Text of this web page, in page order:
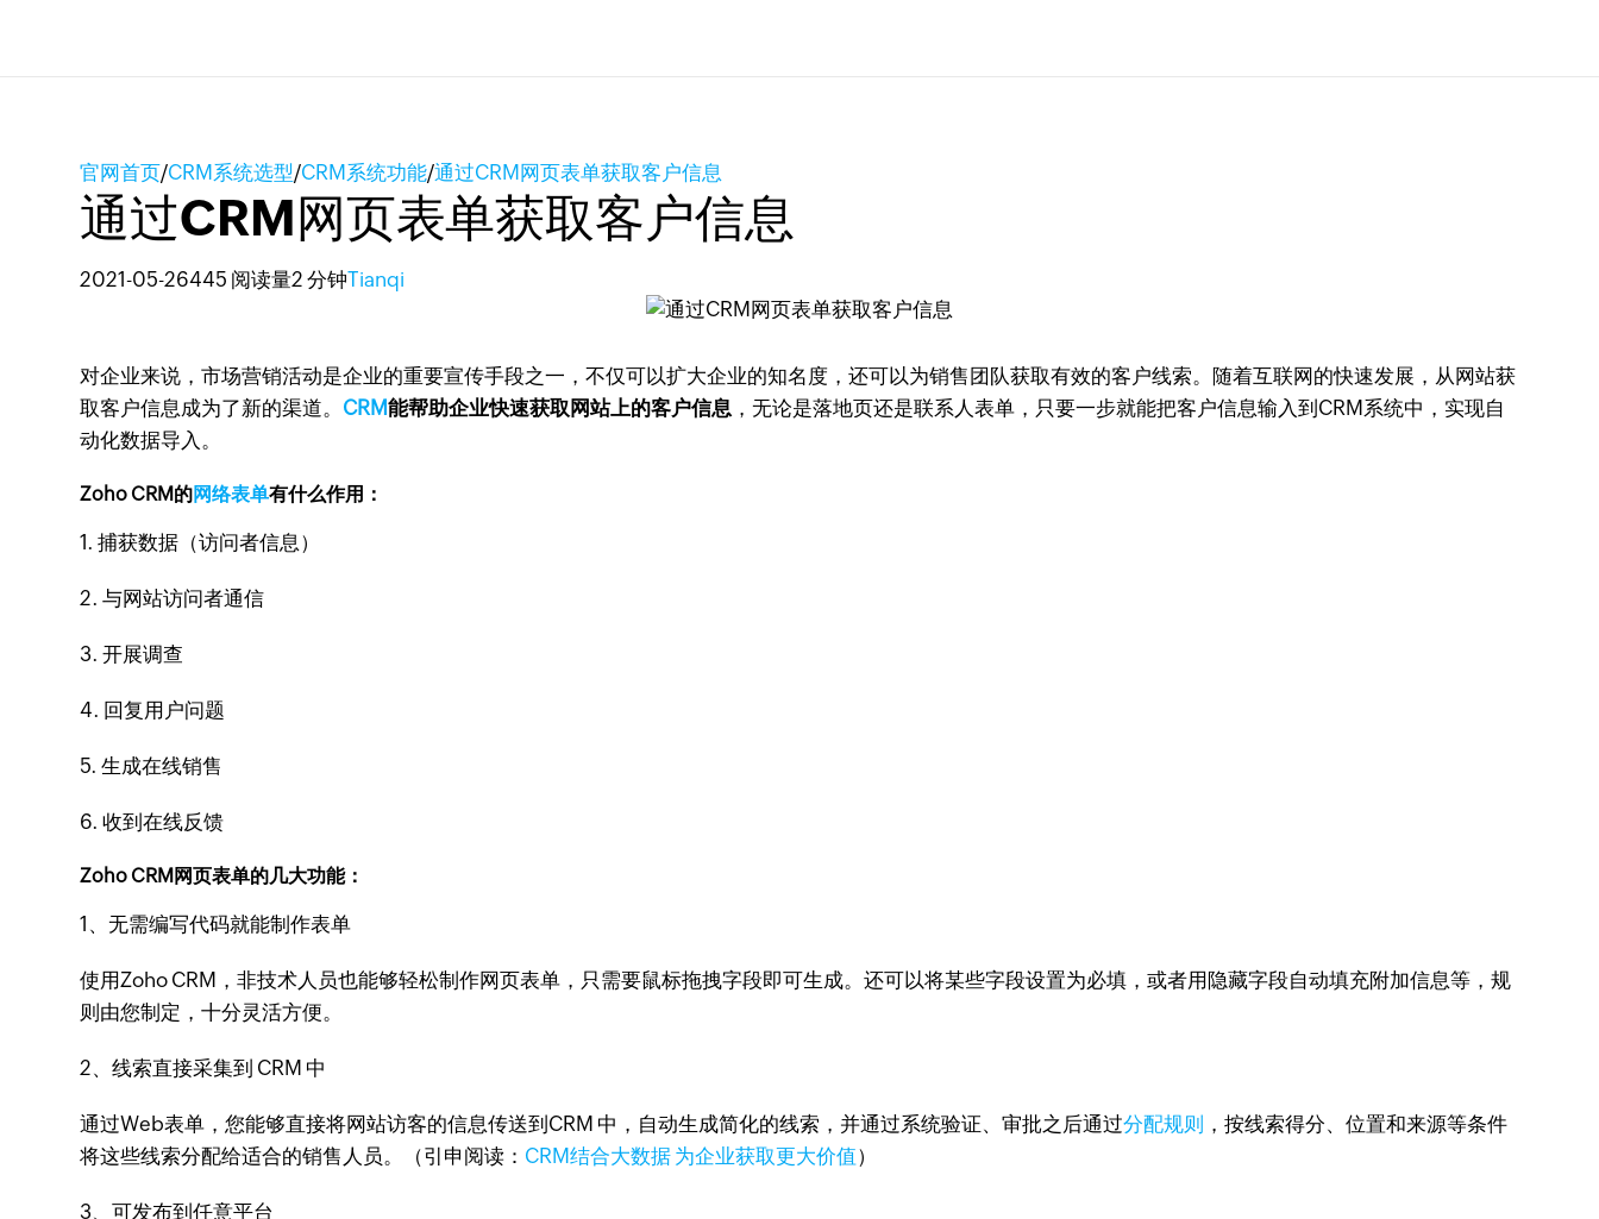
官网首页/CRM系统选型/CRM系统功能/通过CRM网页表单获取客户信息
通过CRM网页表单获取客户信息
2021-05-26445 阅读量2 分钟Tianqi
对企业来说，市场营销活动是企业的重要宣传手段之一，不仅可以扩大企业的知名度，还可以为销售团队获取有效的客户线索。随着互联网的快速发展，从网站获
取客户信息成为了新的渠道。 CRM能帮助企业快速获取网站上的客户信息 ，无论是落地页还是联系人表单，只要一步就能把客户信息输入到CRM系统中，实现自
动化数据导入。
Zoho CRM的网络表单有什么作用：
1. 捕获数据（访问者信息）
2. 与网站访问者通信
3. 开展调查
4. 回复用户问题
5. 生成在线销售
6. 收到在线反馈
Zoho CRM网页表单的几大功能：
1、无需编写代码就能制作表单
使用Zoho CRM，非技术人员也能够轻松制作网页表单，只需要鼠标拖拽字段即可生成。还可以将某些字段设置为必填，或者用隐藏字段自动填充附加信息等，规
则由您制定，十分灵活方便。
2、线索直接采集到 CRM 中
通过Web表单，您能够直接将网站访客的信息传送到CRM 中，自动生成简化的线索，并通过系统验证、审批之后通过分配规则 ，按线索得分、位置和来源等条件
将这些线索分配给适合的销售人员。（引申阅读： CRM结合大数据 为企业获取更大价值）
3、可发布到任意平台